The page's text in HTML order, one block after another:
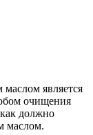
является
очищения
должно
маслом.